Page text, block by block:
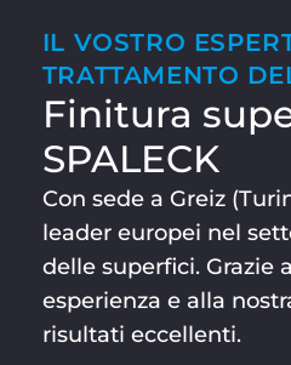
IL VOSTRO
TRATTAMENTO
Finitura
SPALECK
Con sede a Greiz
leader europei nel
delle superfici. Grazie
esperienza e alla
risultati eccellenti.